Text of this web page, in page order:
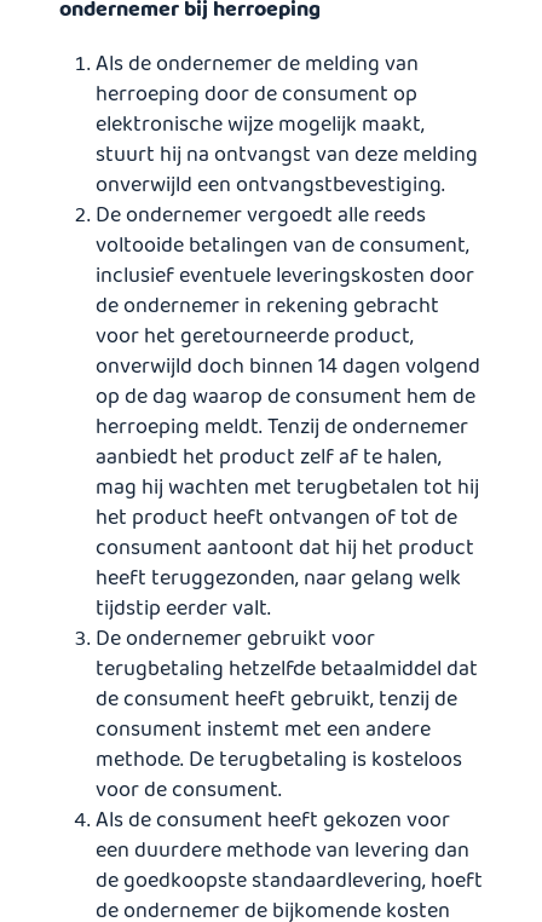
ondernemer bij herroeping
Als de ondernemer de melding van
herroeping door de consument op
elektronische wijze mogelijk maakt,
stuurt hij na ontvangst van deze melding
onverwijld een ontvangstbevestiging.
De ondernemer vergoedt alle reeds
voltooide betalingen van de consument,
inclusief eventuele leveringskosten door
de ondernemer in rekening gebracht
voor het geretourneerde product,
onverwijld doch binnen 14 dagen volgend
op de dag waarop de consument hem de
herroeping meldt. Tenzij de ondernemer
aanbiedt het product zelf af te halen,
mag hij wachten met terugbetalen tot hij
het product heeft ontvangen of tot de
consument aantoont dat hij het product
heeft teruggezonden, naar gelang welk
tijdstip eerder valt.
De ondernemer gebruikt voor
terugbetaling hetzelfde betaalmiddel dat
de consument heeft gebruikt, tenzij de
consument instemt met een andere
methode. De terugbetaling is kosteloos
voor de consument.
Als de consument heeft gekozen voor
een duurdere methode van levering dan
de goedkoopste standaardlevering, hoeft
de ondernemer de bijkomende kosten